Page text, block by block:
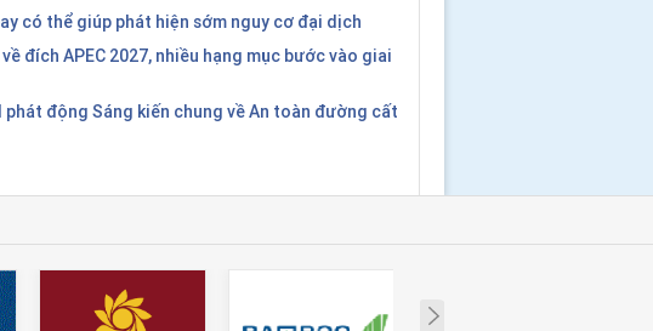
có thể giúp phát hiện sớm nguy cơ đại dịch
đích APEC 2027, nhiều hạng mục bước vào giai
phát động Sáng kiến chung về An toàn đường cất